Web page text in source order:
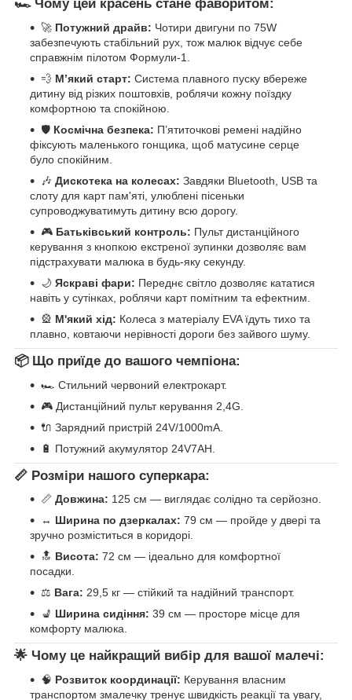
🏎️ Чому цей красень стане фаворитом:
🚀 Потужний драйв: Чотири двигуни по 75W
забезпечують стабільний рух, тож малюк відчує себе
справжнім пілотом Формули-1.
💨 М’який старт: Система плавного пуску вбереже
дитину від різких поштовхів, роблячи кожну поїздку
комфортною та спокійною.
🛡️ Космічна безпека: П’ятиточкові ремені надійно
фіксують маленького гонщика, щоб матусине серце
було спокійним.
🎶 Дискотека на колесах: Завдяки Bluetooth, USB та
слоту для карт пам'яті, улюблені пісеньки
супроводжуватимуть дитину всю дорогу.
🎮 Батьківський контроль: Пульт дистанційного
керування з кнопкою екстреної зупинки дозволяє вам
підстрахувати малюка в будь-яку секунду.
🌙 Яскраві фари: Переднє світло дозволяє кататися
навіть у сутінках, роблячи карт помітним та ефектним.
🎡 М'який хід: Колеса з матеріалу EVA їдуть тихо та
плавно, ковтаючи нерівності дороги без зайвого шуму.
📦 Що приїде до вашого чемпіона:
🏎️ Стильний червоний електрокарт.
🎮 Дистанційний пульт керування 2,4G.
🔌 Зарядний пристрій 24V/1000mA.
🔋 Потужний акумулятор 24V7AH.
📏 Розміри нашого суперкара:
📏 Довжина: 125 см — виглядає солідно та серйозно.
↔️ Ширина по дзеркалах: 79 см — пройде у двері та
зручно розміститься в коридорі.
🔝 Висота: 72 см — ідеально для комфортної
посадки.
⚖️ Вага: 29,5 кг — стійкий та надійний транспорт.
💺 Ширина сидіння: 39 см — просторе місце для
комфорту малюка.
🌟 Чому це найкращий вибір для вашої малечі:
🧠 Розвиток координації: Керування власним
транспортом змалечку тренує швидкість реакції та увагу,